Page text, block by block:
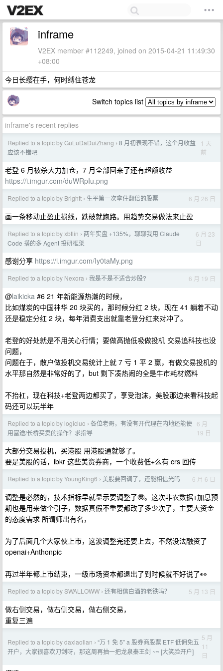
inframe
V2EX member #112249, joined on 2015-04-21 11:49:30
+08:00
今日长缨在手，何时缚住苍龙
Switch topics list
inframe's recent replies
Replied to a topic by GuLuDaDuiZhang › 8 月初表现不错，这个月收益
应该不错吧
1 天
前
老登 6 月被杀大力加仓，7 月全部回来了还有超额收益
https://i.imgur.com/duWRpIu.png
Replied to a topic by Brightt › 生平第一次拿住翻倍的股票 6 月 26 日
画一条移动止盈止损线，跌破就跑路。用趋势交易做法来止盈
Replied to a topic by xbtlin › 两年实盘 +135%，聊聊我用 Claude
Code 搭的多 Agent 投研框架
6 月 23
日
感谢分享 https://i.imgur.com/Iy0taMy.png
Replied to a topic by Nexora › 我是不是不适合炒股? 6 月 19 日
@laikicka #6 21 年新能源热潮的时候，
比如煤炭的中国神华 20 块买的，那时候分红 2 块，现在 41 躺着不动
还是稳定分红 2 块，每年消费支出就靠老登分红来对冲了。
老登的好处就是不用关心行情；要做高抛低吸做投机 交易追科技也没
问题，
问题在于，散户做投机交易统计上就 7 亏 1 平 2 赢，有做交易投机的
水平那自然是非常好的了，but 剩下凑热闹的全是牛市耗材燃料
不抬杠，现在科技+老登两边都买了，享受泡沫，美股那边来看科技起
码还可以玩半年
Replied to a topic by logicluo › 各位老哥，有没有开代理在内地还能使
用富途/长桥买卖的操作？求指导
6 月
19 日
大部分交易投机，买港股 用港股通就够了。
要是美股的话，ibkr 这些美资券商，一个收费低+么有 crs 回传
Replied to a topic by YoungKing6 › 美股要回调了，还能相信光吗 6 月 6 日
调整是必然的，技术指标早就显示要调整了🤓。这次非农数据+加息预
期也是用来做个引子，数据真假不重要都改了多少次了，主要大资金
的态度需求 所谓师出有名，
为了后面几个大家伙上市，这波调整完还要上去，不然没法融资了
openai+Anthonpic
再过半年都上市结束，一级市场资本都退出了到时候就不好说了👀
Replied to a topic by SWALLOWW › 还有相信白酒的老铁吗？ 5 月 13 日
做右侧交易，做右侧交易，做右侧交易，
重复三遍
Replied to a topic by daxiaolian › “万 1 免 5” a 股券商股票 ETF 低佣免五
开户，大家很喜欢刀剑呀，那这周再抽一把龙泉秦王剑 ~~ [大笑脸开户]
5 月
11
日